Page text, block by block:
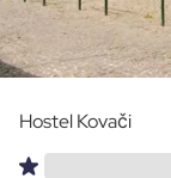
Hostel Kovači